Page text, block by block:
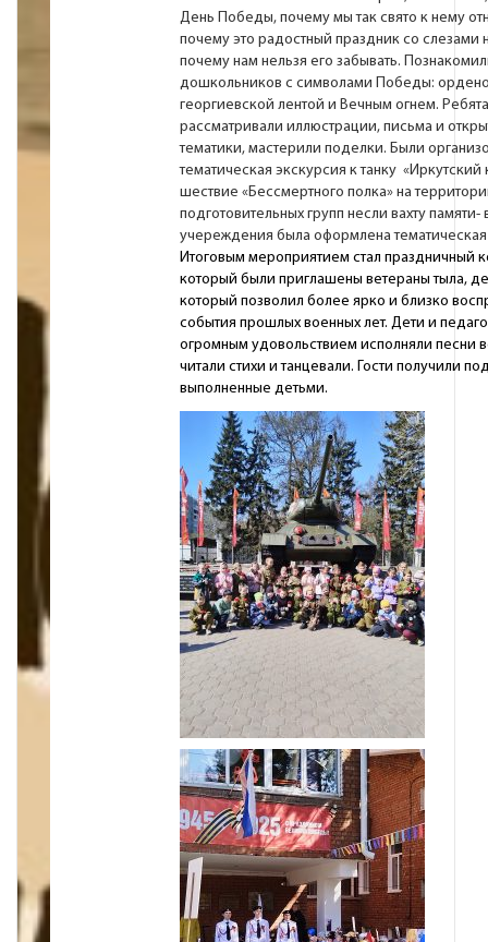
День Победы, почему мы так свято к нему
почему это радостный праздник со слезами
почему нам нельзя его забывать.
дошкольников с символами Победы:
георгиевской лентой и Вечным огнем. Ребята
рассматривали иллюстрации, письма и
тематики, мастерили поделки. Были
тематическая экскурсия к танку
шествие «Бессмертного полка» на
подготовительных групп несли вахту памяти-
учереждения была оформлена тематическая
Итоговым мероприятием стал праздничный
который были приглашены ветераны тыла,
который позволил более ярко и близко
события прошлых военных лет. Дети и
огромным удовольствием исполняли песни
читали стихи и танцевали. Гости получили
выполненные детьми.